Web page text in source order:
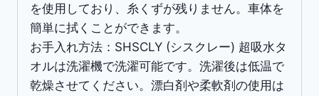
を使用しており、糸くずが残りません。車体を
簡単に拭くことができます。
お手入れ方法：SHSCLY (シスクレー) 超吸水タ
オルは洗濯機で洗濯可能です。洗濯後は低温で
乾燥させてください。漂白剤や柔軟剤の使用は